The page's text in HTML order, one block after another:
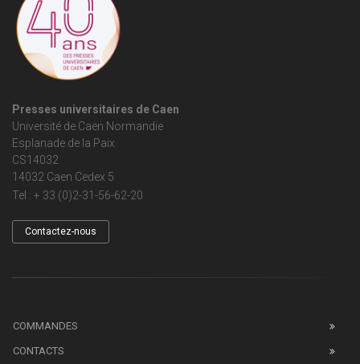
Presses universitaires de Caen
Université de Caen Normandie
Esplanade de la Paix
CS14032
14032 Caen Cedex 5
Tel : + 33 (0)2-31-56-62-20
Contactez-nous
COMMANDES
CONTACTS